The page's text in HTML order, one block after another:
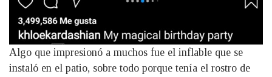
Algo que impresionó a muchos fue el inflable que se
instaló en el patio, sobre todo porque tenía el rostro de